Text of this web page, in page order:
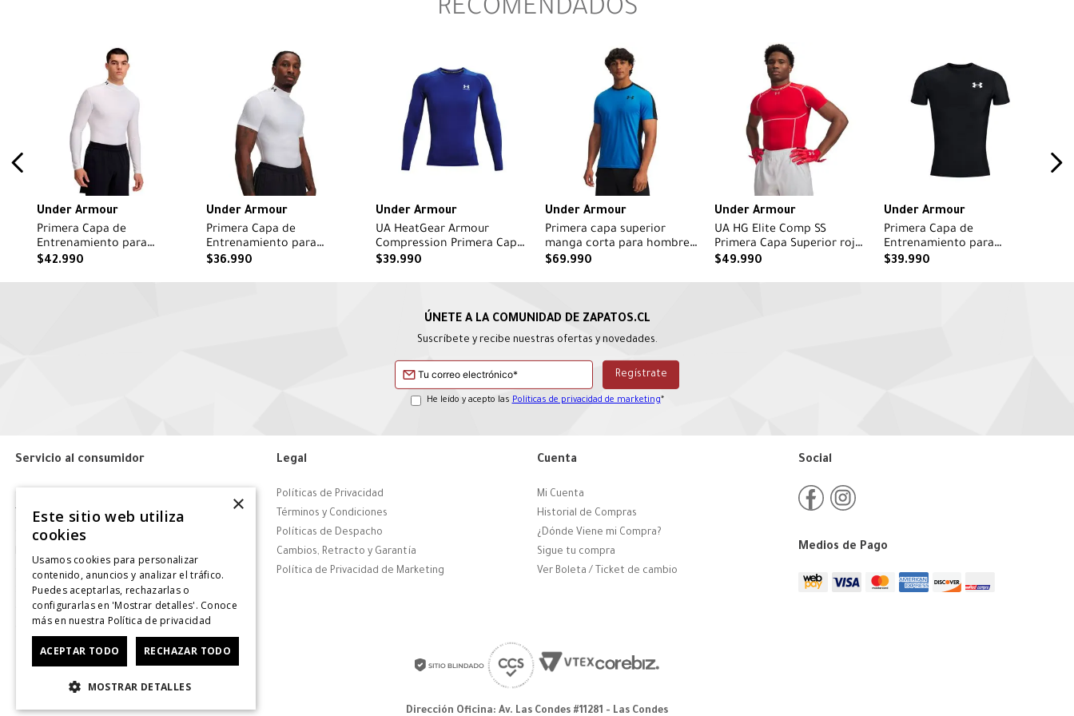
RECOMENDADOS
Under Armour
Primera Capa de
Entrenamiento para
Hombre HG Mock Blanco
$42.990
Under Armour
Primera Capa de
Entrenamiento para
Hombre HG Mock Blanco
$36.990
Under Armour
UA HeatGear Armour
Compression Primera Capa
Superior azul para hombre
$39.990
Under Armour
Primera capa superior
manga corta para hombre
HeatGear Wordmark azul
$69.990
Under Armour
UA HG Elite Comp SS
Primera Capa Superior roja
para hombre
$49.990
Under Armour
Primera Capa de
Entrenamiento para
Hombre HG Negro
$39.990
Suscríbete y recibe nuestras ofertas y novedades.
He leído y acepto las Políticas de privacidad de marketing*
Servicio al consumidor
Tiendas
Contáctanos
Giftcard
Solicitar Factura
CyberDay
Legal
Políticas de Privacidad
Términos y Condiciones
Políticas de Despacho
Cambios, Retracto y Garantía
Política de Privacidad de Marketing
Cuenta
Mi Cuenta
Historial de Compras
¿Dónde Viene mi Compra?
Sigue tu compra
Ver Boleta / Ticket de cambio
Social
Medios de Pago
Dirección Oficina: Av. Las Condes #11281 - Las Condes
×
Este sitio web utiliza
cookies
Usamos cookies para personalizar
contenido, anuncios y analizar el tráfico.
Puedes aceptarlas, rechazarlas o
configurarlas en 'Mostrar detalles'. Conoce
más en nuestra Política de privacidad
ACEPTAR TODO RECHAZAR TODO
MOSTRAR DETALLES